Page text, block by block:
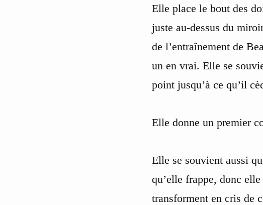
Elle place le bout des
juste au-dessus du
de l’entraînement de
un en vrai. Elle se
point jusqu’à ce qu’il
Elle donne un premier
Elle se souvient aussi
qu’elle frappe, donc
transforment en cris de